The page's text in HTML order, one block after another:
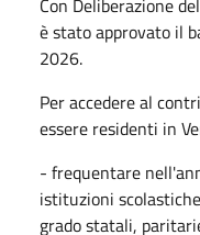
è stato approvato il
2026.
Per accedere al
essere residenti in
- frequentare
istituzioni
grado statali,